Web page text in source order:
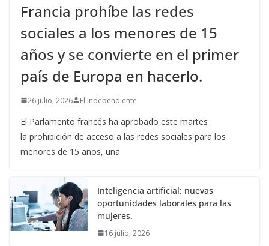
Francia prohíbe las redes
sociales a los menores de 15
años y se convierte en el primer
país de Europa en hacerlo.
26 julio, 2026 El Independiente
El Parlamento francés ha aprobado este martes
la prohibición de acceso a las redes sociales para los
menores de 15 años, una
Inteligencia artificial: nuevas
oportunidades laborales para las
mujeres.
16 julio, 2026